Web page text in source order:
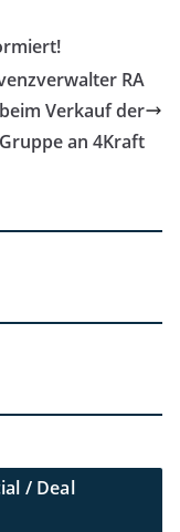
RA
Verkauf der
an 4Kraft
/ Deal